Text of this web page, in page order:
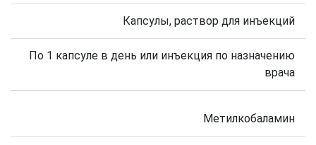
Капсулы, раствор для инъекций
По 1 капсуле в день или инъекция по назначению
врача
Метилкобаламин